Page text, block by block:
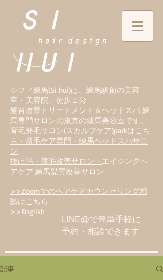
シフィ練馬(Si hui)は、 練馬駅前の美容
室・美容院、徒歩１分
髪質改善トリートメント ＆ヘッドスパ 練
馬専門サロンの東京の練馬美容室です。
育毛発毛サロン(スカルプケア)parkはこち
ら・薄毛ケア専門・練馬ヘッドスパサロ
ン
抜け毛・薄毛改善サロン・ エイジングヘ
アケア 練馬髪質改善サロン
>>Zoomでのヘアケアカウンセリング相
談はこちら
>>English
LINE@で簡単手軽に
予約・相談できます
記事